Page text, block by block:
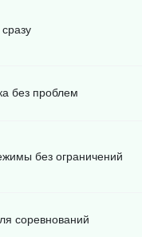
без проблем
без ограничений
соревнований